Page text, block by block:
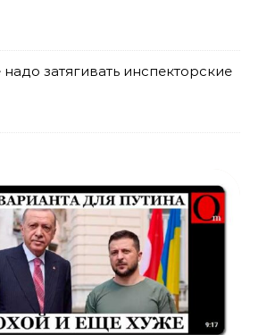
затягивать инспекторские